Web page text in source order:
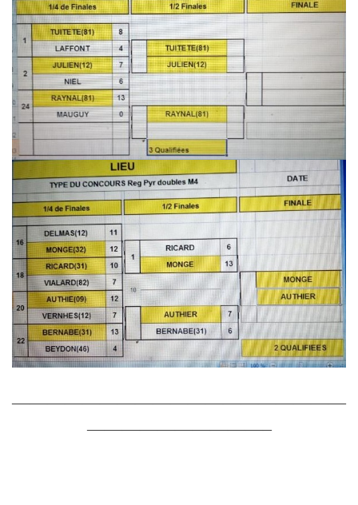
———————————————————
——————————–